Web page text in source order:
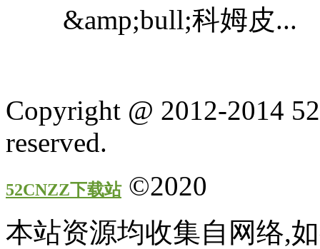
&amp;bull;科姆皮...
Copyright @ 2012-2014
reserved.
52CNZZ下载站©2020
本站资源均收集自网络,